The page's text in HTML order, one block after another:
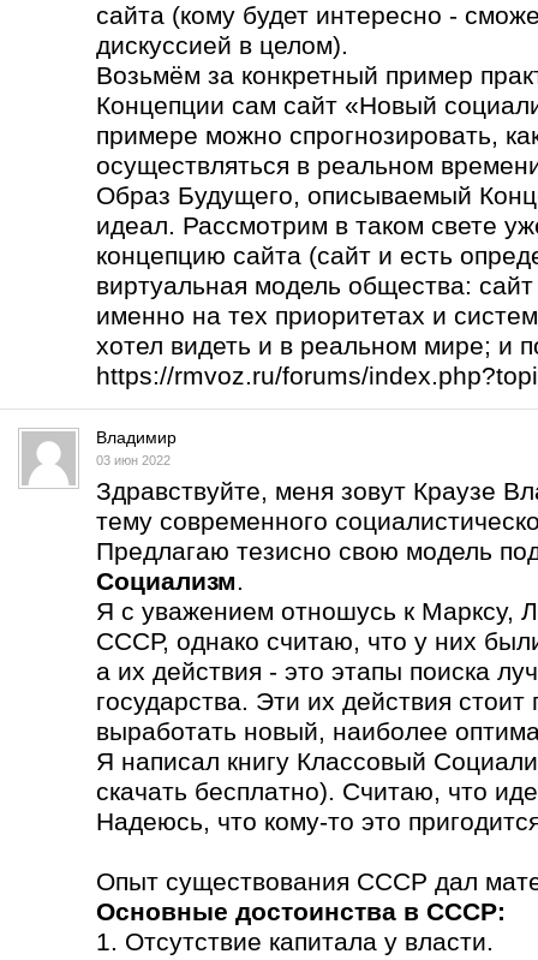
сайта (кому будет интересно -
дискуссией в целом).
Возьмём за конкретный пример
Концепции сам сайт «Новый
примере можно спрогнозировать,
осуществляться в реальном
Образ Будущего, описываемый
идеал. Рассмотрим в таком свете
концепцию сайта (сайт и есть
виртуальная модель общества:
именно на тех приоритетах и
хотел видеть и в реальном мире; и
https://rmvoz.ru/forums/
Владимир
03 июн 2022
Здравствуйте, меня зовут Краузе
тему современного
Предлагаю тезисно свою модель
Социализм.
Я с уважением отношусь к Марксу,
СССР, однако считаю, что у них
а их действия - это этапы поиска
государства. Эти их действия
выработать новый, наиболее
Я написал книгу Классовый
скачать бесплатно). Считаю, что
Надеюсь, что кому-то это
Опыт существования СССР дал
Основные достоинства в СССР:
1. Отсутствие капитала у власти.